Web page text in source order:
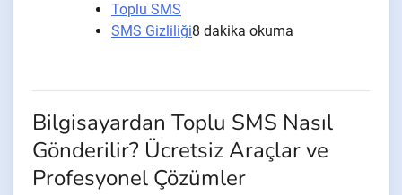
Toplu SMS
SMS Gizliliği8 dakika okuma
Bilgisayardan Toplu SMS Nasıl
Gönderilir? Ücretsiz Araçlar ve
Profesyonel Çözümler